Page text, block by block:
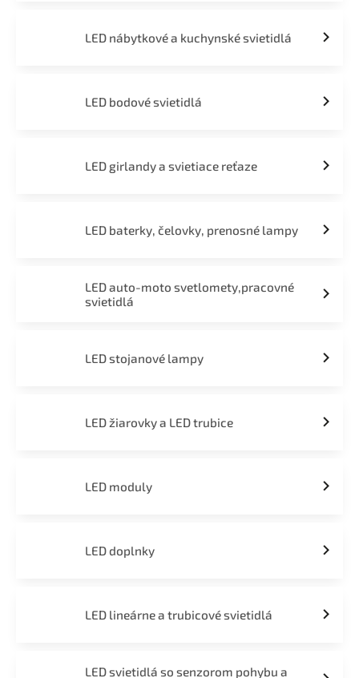
LED nábytkové a kuchynské svietidlá
LED bodové svietidlá
LED girlandy a svietiace reťaze
LED baterky, čelovky, prenosné lampy
LED auto-moto svetlomety,pracovné
svietidlá
LED stojanové lampy
LED žiarovky a LED trubice
LED moduly
LED doplnky
LED lineárne a trubicové svietidlá
LED svietidlá so senzorom pohybu a